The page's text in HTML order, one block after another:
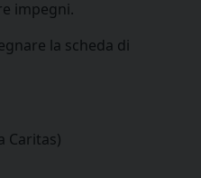
impegni.
la scheda di
Caritas)